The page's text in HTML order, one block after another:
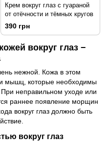
Крем вокруг глаз с гуараной
от отёчности и тёмных кругов
390 грн
вокруг глаз −
нежной. Кожа в этом
мышц, которые необходимы
неправильном уходе или
раннее появление морщин
вокруг глаз должно быть
вокруг глаз